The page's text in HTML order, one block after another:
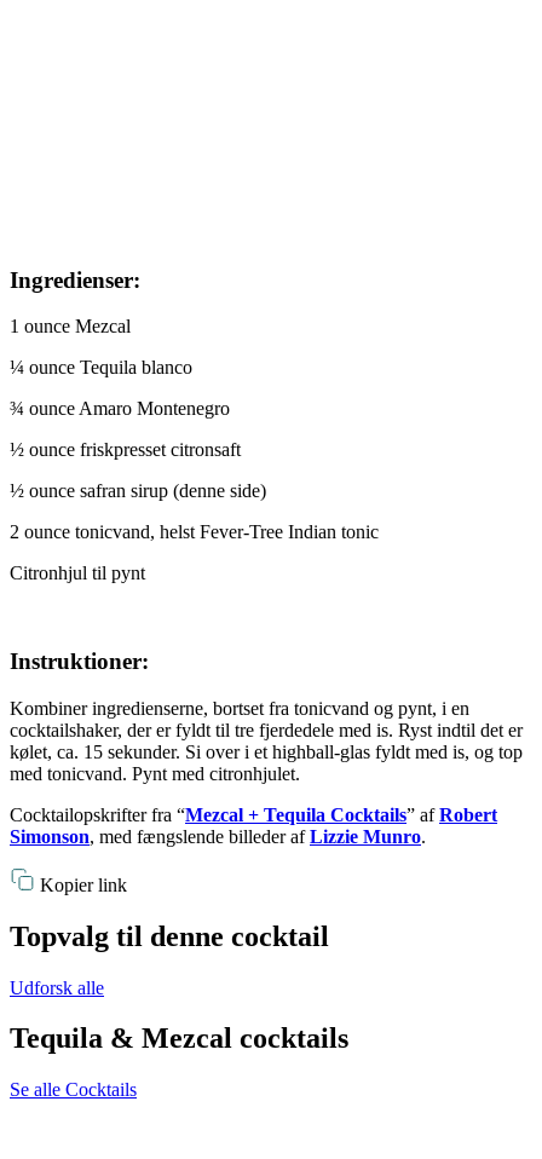
Ingredienser:
1 ounce Mezcal
¼ ounce Tequila blanco
¾ ounce Amaro Montenegro
½ ounce friskpresset citronsaft
½ ounce safran sirup (denne side)
2 ounce tonicvand, helst Fever-Tree Indian tonic
Citronhjul til pynt
Instruktioner:
Kombiner ingredienserne, bortset fra tonicvand og pynt, i en
cocktailshaker, der er fyldt til tre fjerdedele med is. Ryst indtil det er
kølet, ca. 15 sekunder. Si over i et highball-glas fyldt med is, og top
med tonicvand. Pynt med citronhjulet.
Cocktailopskrifter fra “Mezcal + Tequila Cocktails” afRobert
Simonson, med fængslende billeder afLizzie Munro.
Kopier link
Topvalg til denne cocktail
Udforsk alle
Tequila & Mezcal cocktails
Se alle Cocktails